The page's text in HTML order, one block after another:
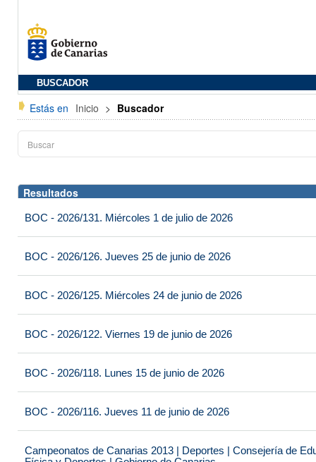
BUSCADOR
Estás en Inicio > Buscador
Resultados
BOC - 2026/131. Miércoles 1 de julio de 2026
BOC - 2026/126. Jueves 25 de junio de 2026
BOC - 2026/125. Miércoles 24 de junio de 2026
BOC - 2026/122. Viernes 19 de junio de 2026
BOC - 2026/118. Lunes 15 de junio de 2026
BOC - 2026/116. Jueves 11 de junio de 2026
Campeonatos de Canarias 2013 | Deportes | Consejería de